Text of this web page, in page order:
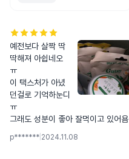
예전보다 살짝 딱
딱해져 아쉽네오
ㅠ
이 택스처가 아녔
던걸로 기억하눈디
ㅠ
그래도 성분이 좋아 잘먹이고 있어욤
p******* 2024.11.08